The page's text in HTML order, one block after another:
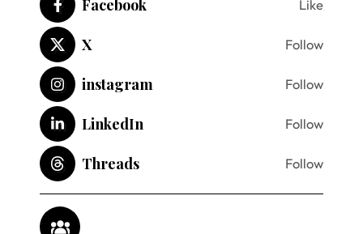
Facebook Like
X Follow
instagram Follow
LinkedIn Follow
Threads Follow